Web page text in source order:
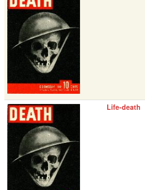
Life-death